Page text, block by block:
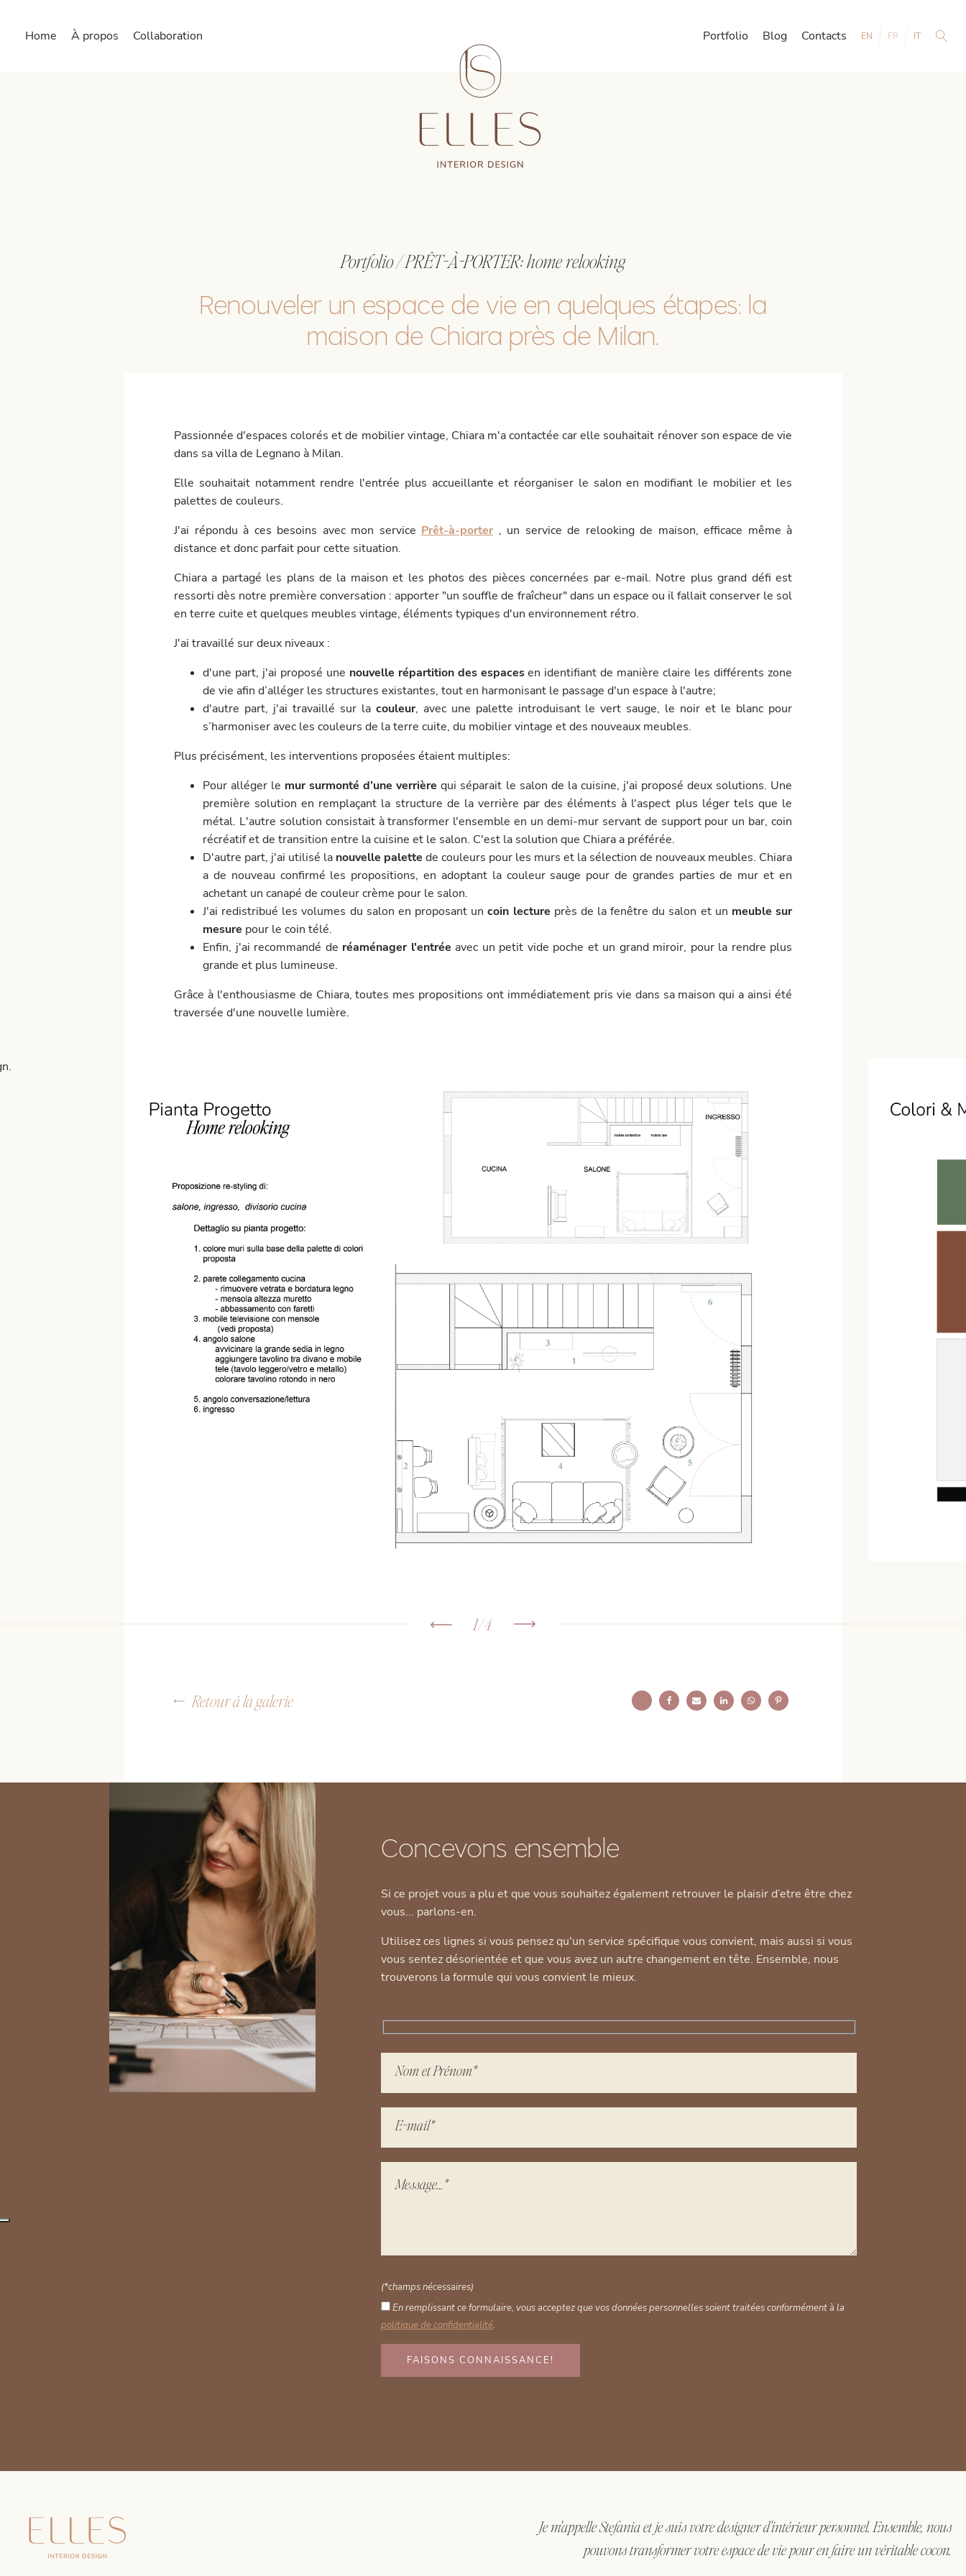
Home À propos Collaboration Portfolio Blog Contacts EN FR IT
Portfolio / PRÊT-À-PORTER: home relooking
Renouveler un espace de vie en quelques étapes: la
maison de Chiara près de Milan.
Passionnée d'espaces colorés et de mobilier vintage, Chiara m'a contactée car elle souhaitait rénover son espace de vie
dans sa villa de Legnano à Milan.
Elle souhaitait notamment rendre l'entrée plus accueillante et réorganiser le salon en modifiant le mobilier et les
palettes de couleurs.
J'ai répondu à ces besoins avec mon service Prêt-à-porter , un service de relooking de maison, efficace même à
distance et donc parfait pour cette situation.
Chiara a partagé les plans de la maison et les photos des pièces concernées par e-mail. Notre plus grand défi est
ressorti dès notre première conversation : apporter "un souffle de fraîcheur" dans un espace ou il fallait conserver le sol
en terre cuite et quelques meubles vintage, éléments typiques d'un environnement rétro.
J'ai travaillé sur deux niveaux :
d'une part, j'ai proposé une nouvelle répartition des espacesen identifiant de manière claire les différents zone
de vie afin d’alléger les structures existantes, tout en harmonisant le passage d'un espace à l'autre;
d'autre part, j'ai travaillé sur la couleur, avec une palette introduisant le vert sauge, le noir et le blanc pour
s’harmoniser avec les couleurs de la terre cuite, du mobilier vintage et des nouveaux meubles.
Plus précisément, les interventions proposées étaient multiples:
Pour alléger le mur surmonté d’une verrièrequi séparait le salon de la cuisine, j'ai proposé deux solutions. Une
première solution en remplaçant la structure de la verrière par des éléments à l'aspect plus léger tels que le
métal. L'autre solution consistait à transformer l'ensemble en un demi-mur servant de support pour un bar, coin
récréatif et de transition entre la cuisine et le salon. C'est la solution que Chiara a préférée.
D'autre part, j'ai utilisé la nouvelle palette de couleurs pour les murs et la sélection de nouveaux meubles. Chiara
a de nouveau confirmé les propositions, en adoptant la couleur sauge pour de grandes parties de mur et en
achetant un canapé de couleur crème pour le salon.
J'ai redistribué les volumes du salon en proposant uncoin lecture près de la fenêtre du salon et un meuble sur
mesure pour le coin télé.
Enfin, j'ai recommandé de réaménager l'entrée avec un petit vide poche et un grand miroir, pour la rendre plus
grande et plus lumineuse.
Grâce à l'enthousiasme de Chiara, toutes mes propositions ont immédiatement pris vie dans sa maison qui a ainsi été
traversée d'une nouvelle lumière.
1/4
Retour à la galerie
Concevons ensemble
Si ce projet vous a plu et que vous souhaitez également retrouver le plaisir d’etre être chez
vous... parlons-en.
Utilisez ces lignes si vous pensez qu'un service spécifique vous convient, mais aussi si vous
vous sentez désorientée et que vous avez un autre changement en tête. Ensemble, nous
trouverons la formule qui vous convient le mieux.
(*champs nécessaires)
En remplissant ce formulaire, vous acceptez que vos données personnelles soient traitées conformément à la
politique de confidentialité.
FAISONS CONNAISSANCE!
Je m'appelle Stefania et je suis votre designer d'intérieur personnel. Ensemble, nous
pouvons transformer votre espace de vie pour en faire un véritable cocon.